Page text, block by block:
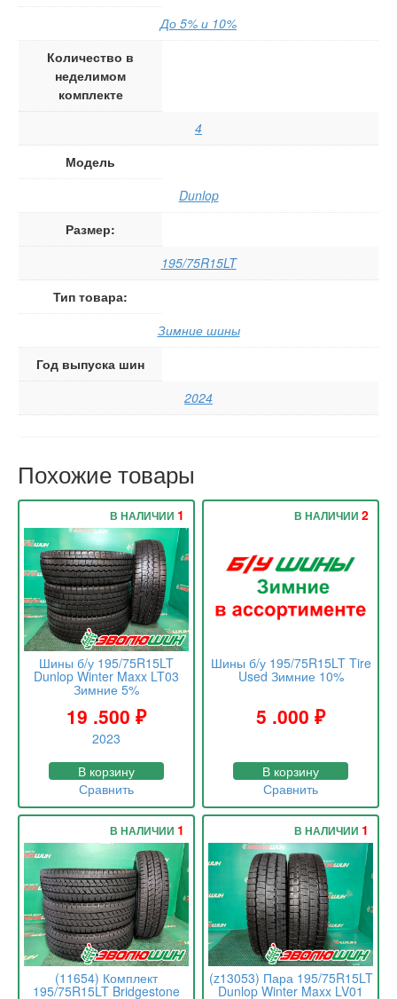
До 5% и 10%
Количество в
неделимом
комплекте
4
Модель
Dunlop
Размер:
195/75R15LT
Тип товара:
Зимние шины
Год выпуска шин
2024
Похожие товары
Шины б/у 195/75R15LT
Dunlop Winter Maxx LT03
Зимние 5%
19 .500 ₽
2023
В НАЛИЧИИ 1
В корзину
Сравнить
Шины б/у 195/75R15LT Tire
Used Зимние 10%
5 .000₽
В НАЛИЧИИ 2
В корзину
Сравнить
(11654) Комплект
195/75R15LT Bridgestone
В НАЛИЧИИ 1
(z13053) Пара 195/75R15LT
Dunlop Winter Maxx LV01
В НАЛИЧИИ 1